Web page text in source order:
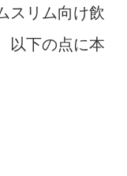
スリム向け飲
以下の点に本